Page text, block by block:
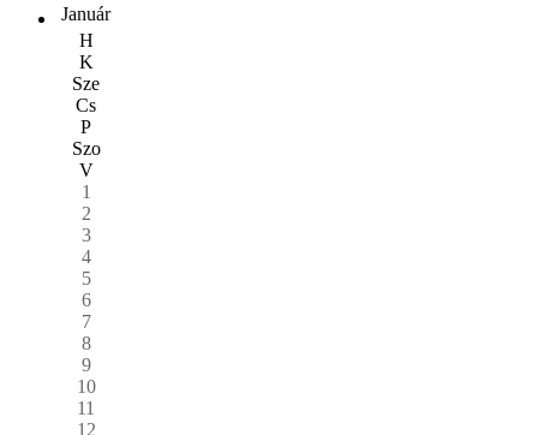
Január
H
K
Sze
Cs
P
Szo
V
1
2
3
4
5
6
7
8
9
10
11
12